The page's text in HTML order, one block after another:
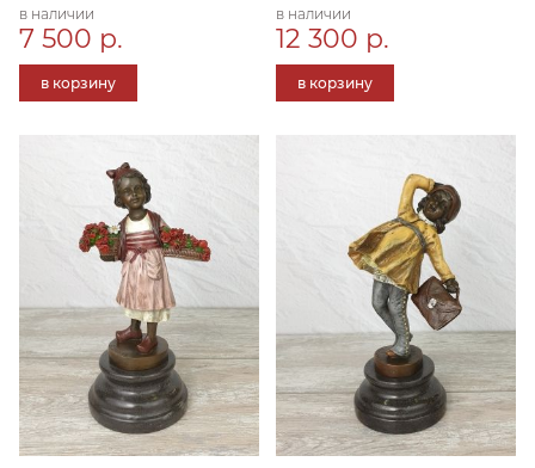
в наличии
7 500 р.
в корзину
в наличии
12 300 р.
в корзину